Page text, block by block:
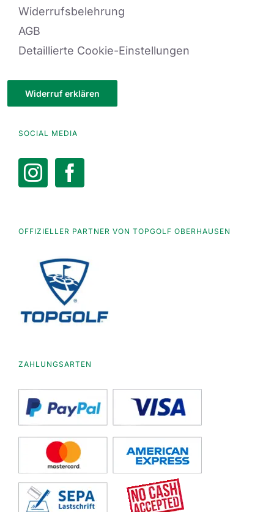
Widerrufsbelehrung
AGB
Detaillierte Cookie-Einstellungen
Widerruf erklären
SOCIAL MEDIA
OFFIZIELLER PARTNER VON TOPGOLF OBERHAUSEN
ZAHLUNGSARTEN